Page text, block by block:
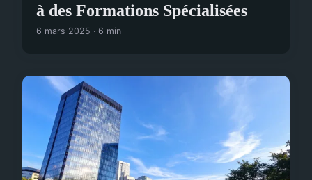
à des Formations Spécialisées
6 mars 2025 · 6 min